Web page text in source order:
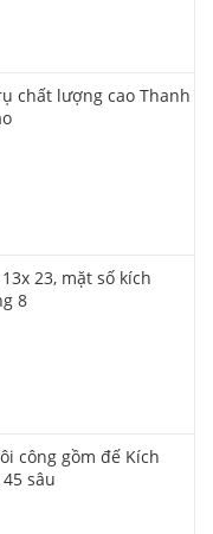
chất lượng cao Thanh
23, mặt số kích
8
công gồm đế Kích
sâu